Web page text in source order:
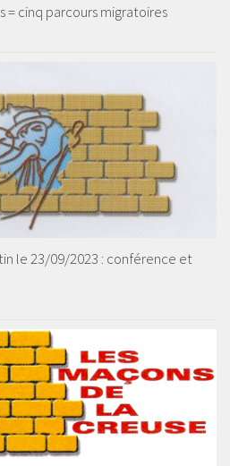
= cinq parcours migratoires
le 23/09/2023 : conférence et